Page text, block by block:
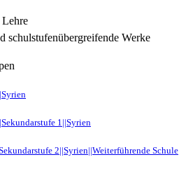
Werke
1||Syrien
2||Syrien||Weiterführende Schule